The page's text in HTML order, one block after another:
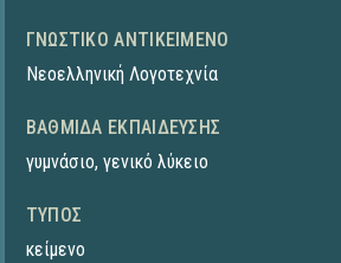
ΓΝΩΣΤΙΚΌ ΑΝΤΙΚΕΊΜΕΝΟ
Νεοελληνική Λογοτεχνία
ΒΑΘΜΊΔΑ ΕΚΠΑΊΔΕΥΣΗΣ
γυμνάσιο, γενικό λύκειο
ΤΎΠΟΣ
κείμενο